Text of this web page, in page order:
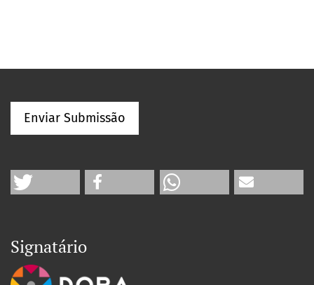
Enviar Submissão
Signatário